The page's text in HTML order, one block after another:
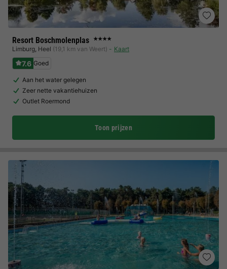
Resort Boschmolenplas ★★★★
Limburg, Heel (19,1 km van Weert) Kaart
7.6 Goed
Aan het water gelegen
Zeer nette vakantiehuizen
Outlet Roermond
Toon prijzen